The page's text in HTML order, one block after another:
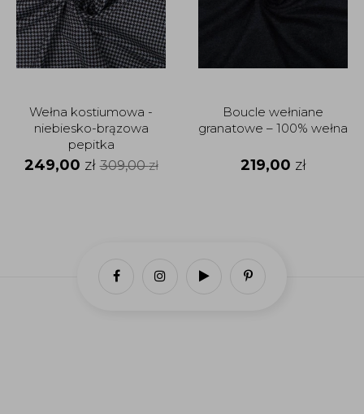
Wełna kostiumowa -
niebiesko-brązowa
pepitka
249,00 zł 309,00zł
Boucle wełniane
granatowe – 100% wełna
219,00 zł